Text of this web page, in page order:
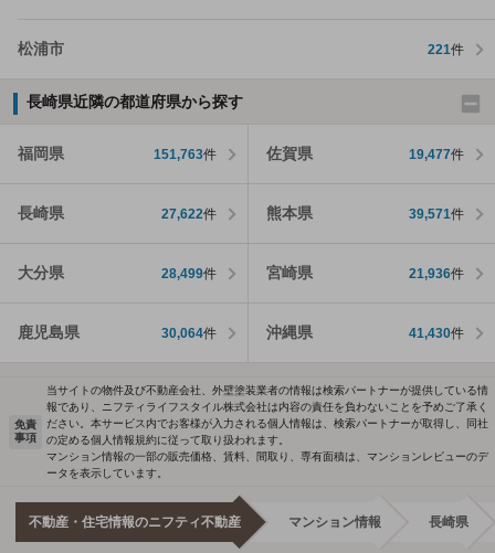
松浦市 221件
長崎県近隣の都道府県から探す
福岡県 151,763件 佐賀県 19,477件
長崎県 27,622件 熊本県 39,571件
大分県 28,499件 宮崎県 21,936件
鹿児島県 30,064件 沖縄県 41,430件
免責
事項
当サイトの物件及び不動産会社、外壁塗装業者の情報は検索パートナーが提供している情
報であり、ニフティライフスタイル株式会社は内容の責任を負わないことを予めご了承く
ださい。本サービス内でお客様が入力される個人情報は、検索パートナーが取得し、同社
の定める個人情報規約に従って取り扱われます。
マンション情報の一部の販売価格、賃料、間取り、専有面積は、マンションレビューのデ
ータを表示しています。
不動産・住宅情報のニフティ不動産 マンション情報 長崎県